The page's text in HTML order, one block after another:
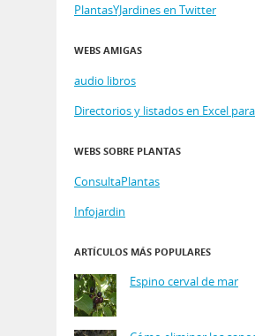
PlantasYJardines en Twitter
WEBS AMIGAS
audio libros
Directorios y listados en Excel
WEBS SOBRE PLANTAS
ConsultaPlantas
Infojardin
ARTÍCULOS MÁS POPULARES
Espino cerval de mar